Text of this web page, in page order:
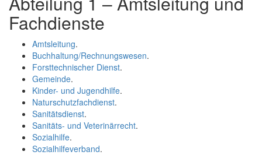
Fachdienste
Amtsleitung.
Buchhaltung/Rechnungswesen.
Forsttechnischer Dienst.
Gemeinde.
Kinder- und Jugendhilfe.
Naturschutzfachdienst.
Sanitätsdienst.
Sanitäts- und Veterinärrecht.
Sozialhilfe.
Sozialhilfeverband.